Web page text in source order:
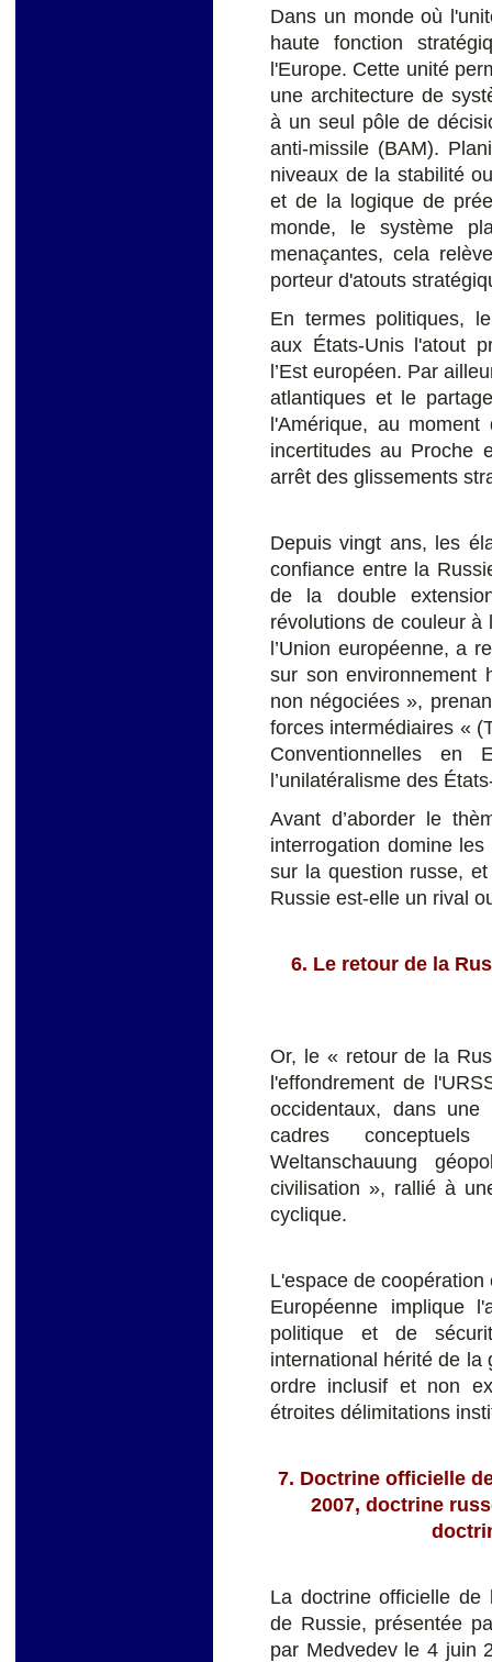
Dans un monde où
haute fonction
l'Europe. Cette unité
une architecture de
à un seul pôle de
anti-missile (BAM).
niveaux de la stabilité
et de la logique de
monde, le système
menaçantes, cela
porteur d'atouts
En termes politiques,
aux États-Unis l'atout
l’Est européen. Par
atlantiques et le
l'Amérique, au
incertitudes au Proche
arrêt des glissements
Depuis vingt ans, les
confiance entre la
de la double
révolutions de couleur à
l’Union européenne, a
sur son environnement
non négociées »,
forces intermédiaires «
Conventionnelles en
l’unilatéralisme des
Avant d’aborder le
interrogation domine
sur la question russe,
Russie est-elle un rival
6. Le retour de la
Or, le « retour de la
l'effondrement de
occidentaux, dans
cadres
Weltanschauung
civilisation », rallié à
cyclique.
L'espace de
Européenne implique
politique et de
international hérité de la
ordre inclusif et non
étroites délimitations
7. Doctrine officielle
2007, doctrine
La doctrine officielle de
de Russie, présentée
par Medvedev le 4 juin